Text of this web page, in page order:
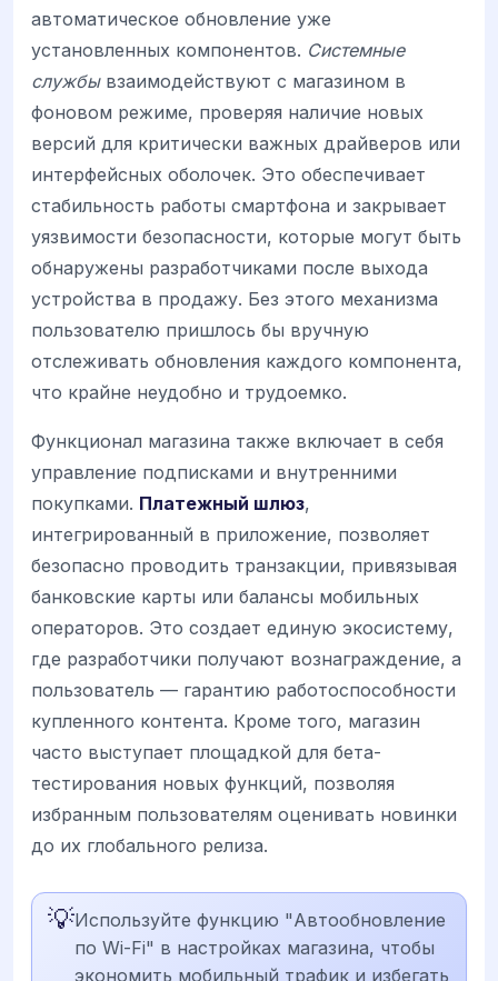
автоматическое обновление уже
установленных компонентов. Системные
службывзаимодействуют с магазином в
фоновом режиме, проверяя наличие новых
версий для критически важных драйверов или
интерфейсных оболочек. Это обеспечивает
стабильность работы смартфона и закрывает
уязвимости безопасности, которые могут быть
обнаружены разработчиками после выхода
устройства в продажу. Без этого механизма
пользователю пришлось бы вручную
отслеживать обновления каждого компонента,
что крайне неудобно и трудоемко.
Функционал магазина также включает в себя
управление подписками и внутренними
покупками. Платежный шлюз,
интегрированный в приложение, позволяет
безопасно проводить транзакции, привязывая
банковские карты или балансы мобильных
операторов. Это создает единую экосистему,
где разработчики получают вознаграждение, а
пользователь — гарантию работоспособности
купленного контента. Кроме того, магазин
часто выступает площадкой для бета-
тестирования новых функций, позволяя
избранным пользователям оценивать новинки
до их глобального релиза.
💡Используйте функцию "Автообновление
по Wi-Fi" в настройках магазина, чтобы
экономить мобильный трафик и избегать